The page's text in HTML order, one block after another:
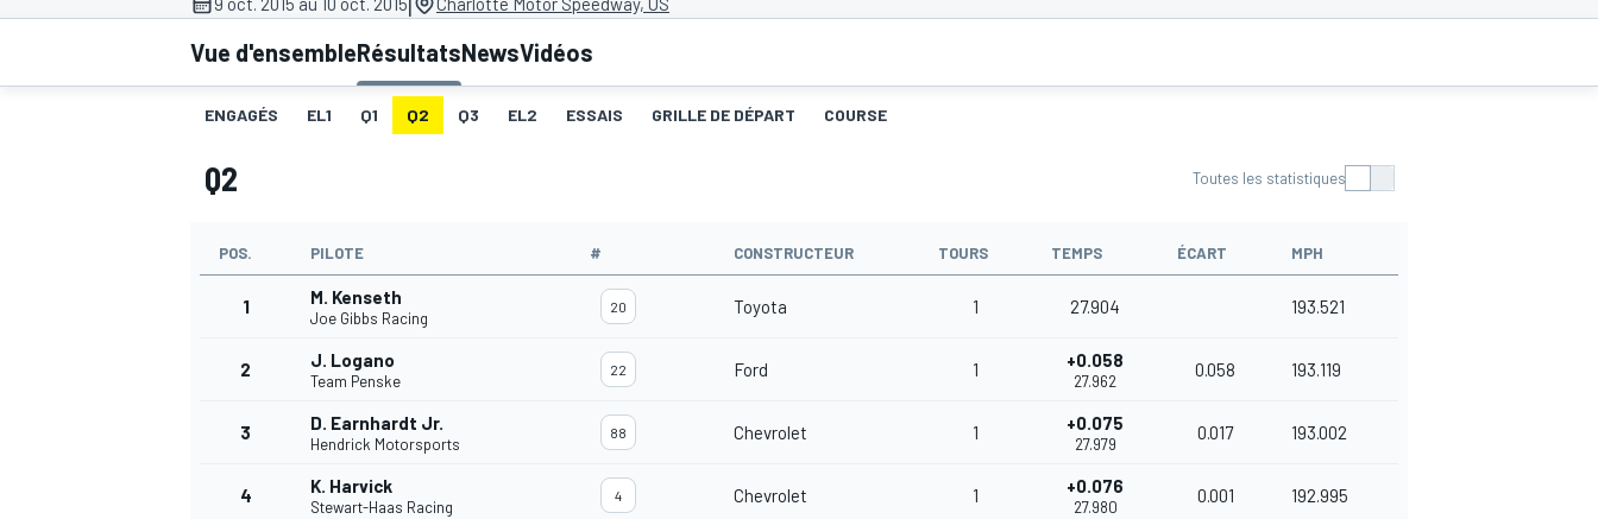
MOTOGP
Vue d'ensembleRésultatsNewsVidéos
ENGAGÉS EL1 Q1 Q2 Q3 EL2 ESSAIS GRILLE DE DÉPART COURSE
Q2 Toutes les statistiques
POS. PILOTE # CONSTRUCTEUR TOURS TEMPS ÉCART MPH
1 M. Kenseth
Joe Gibbs Racing
20 Toyota 1 27.904 193.521
2 J. Logano
Team Penske
22 Ford 1 +0.058
27.962
0.058 193.119
3 D. Earnhardt Jr.
Hendrick Motorsports
88 Chevrolet 1 +0.075
27.979
0.017 193.002
4 K. Harvick
Stewart-Haas Racing
4 Chevrolet 1 +0.076
27.980
0.001 192.995